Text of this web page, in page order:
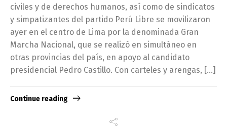
civiles y de derechos humanos, así como de sindicatos
y simpatizantes del partido Perú Libre se movilizaron
ayer en el centro de Lima por la denominada Gran
Marcha Nacional, que se realizó en simultáneo en
otras provincias del país, en apoyo al candidato
presidencial Pedro Castillo. Con carteles y arengas, […]
Continue reading